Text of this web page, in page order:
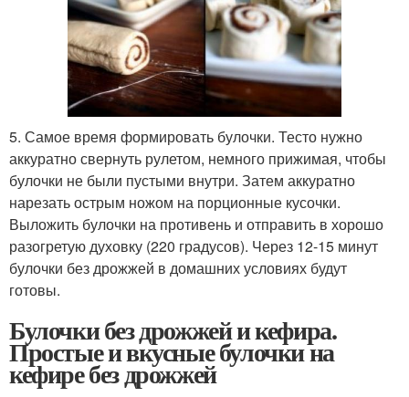
5. Самое время формировать булочки. Тесто нужно
аккуратно свернуть рулетом, немного прижимая, чтобы
булочки не были пустыми внутри. Затем аккуратно
нарезать острым ножом на порционные кусочки.
Выложить булочки на противень и отправить в хорошо
разогретую духовку (220 градусов). Через 12-15 минут
булочки без дрожжей в домашних условиях будут
готовы.
Булочки без дрожжей и кефира.
Простые и вкусные булочки на
кефире без дрожжей